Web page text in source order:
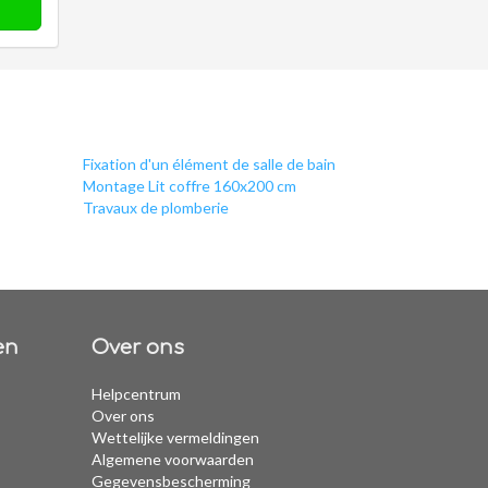
Fixation d'un élément de salle de bain
Montage Lit coffre 160x200 cm
Travaux de plomberie
Over ons
Helpcentrum
Over ons
Wettelijke vermeldingen
Algemene voorwaarden
Gegevensbescherming